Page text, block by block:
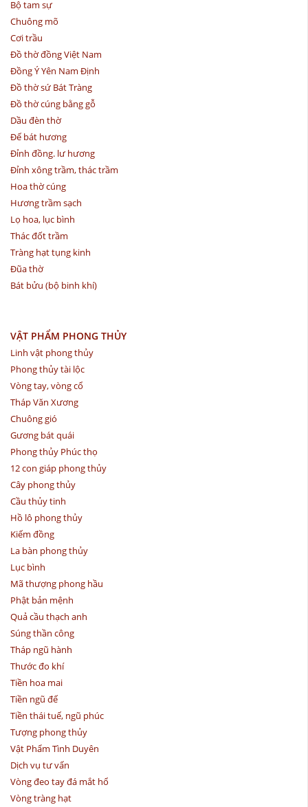
Bộ tam sự
Chuông mõ
Cơi trầu
Đồ thờ đồng Việt Nam
Đồng Ý Yên Nam Định
Đồ thờ sứ Bát Tràng
Đồ thờ cúng bằng gỗ
Dầu đèn thờ
Đế bát hương
Đỉnh đồng. lư hương
Đỉnh xông trầm, thác trầm
Hoa thờ cúng
Hương trầm sạch
Lọ hoa, lục bình
Thác đốt trầm
Tràng hạt tụng kinh
Đũa thờ
Bát bửu (bộ binh khí)
VẬT PHẨM PHONG THỦY
Linh vật phong thủy
Phong thủy tài lộc
Vòng tay, vòng cổ
Tháp Văn Xương
Chuông gió
Gương bát quái
Phong thủy Phúc thọ
12 con giáp phong thủy
Cây phong thủy
Cầu thủy tinh
Hồ lô phong thủy
Kiếm đồng
La bàn phong thủy
Lục bình
Mã thượng phong hầu
Phật bản mệnh
Quả cầu thạch anh
Súng thần công
Tháp ngũ hành
Thước đo khí
Tiền hoa mai
Tiền ngũ đế
Tiền thái tuế, ngũ phúc
Tượng phong thủy
Vật Phẩm Tình Duyên
Dịch vụ tư vấn
Vòng đeo tay đá mắt hổ
Vòng tràng hạt